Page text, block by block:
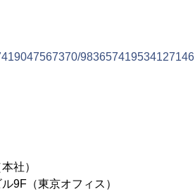
983657419534127146
社）
（東京オフィス）